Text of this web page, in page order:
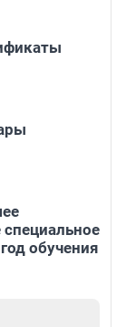
обучения